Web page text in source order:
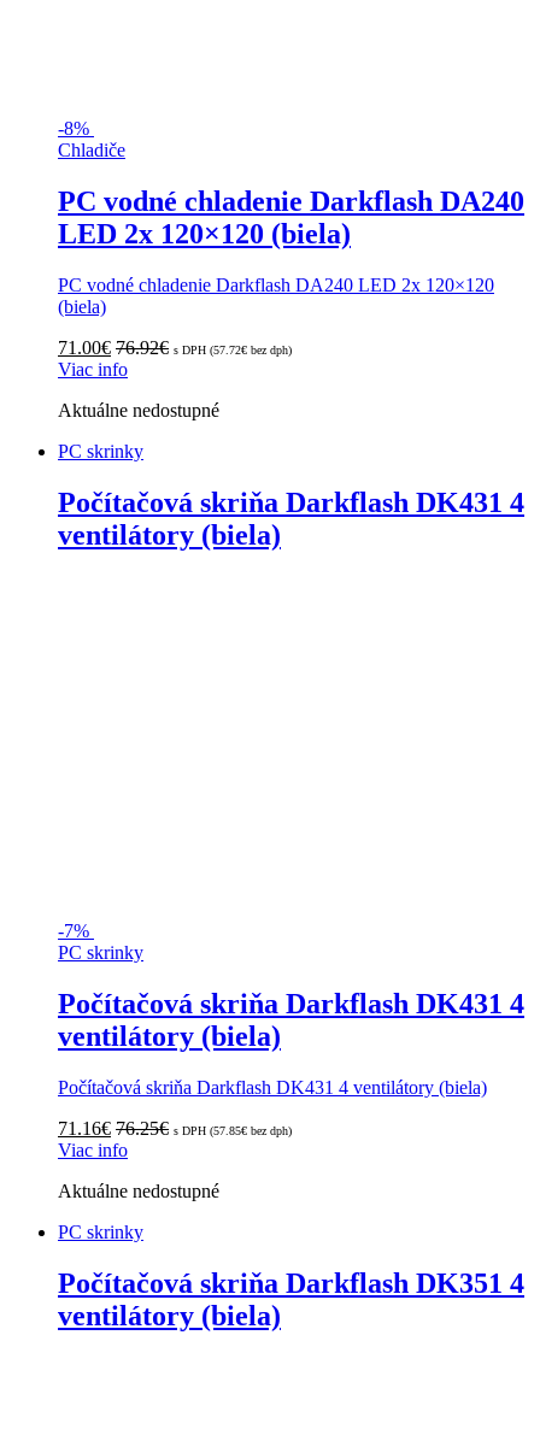
-8%
Chladiče
PC vodné chladenie Darkflash DA240
LED 2x 120×120 (biela)
PC vodné chladenie Darkflash DA240 LED 2x 120×120
(biela)
71.00€ 76.92€ s DPH (57.72€ bez dph)
Viac info
Aktuálne nedostupné
PC skrinky
Počítačová skriňa Darkflash DK431 4
ventilátory (biela)
-7%
PC skrinky
Počítačová skriňa Darkflash DK431 4
ventilátory (biela)
Počítačová skriňa Darkflash DK431 4 ventilátory (biela)
71.16€ 76.25€ s DPH (57.85€ bez dph)
Viac info
Aktuálne nedostupné
PC skrinky
Počítačová skriňa Darkflash DK351 4
ventilátory (biela)